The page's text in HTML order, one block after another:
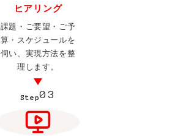
ヒアリング
課題・ご要望・ご予
算・スケジュールを
伺い、実現方法を整
理します。
Step03